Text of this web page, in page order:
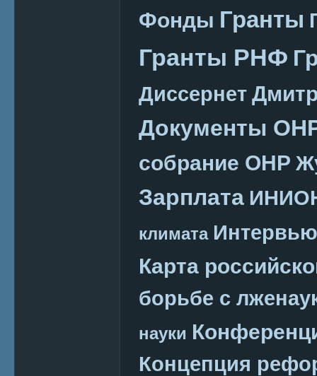
Фонды Гранты
Гранты РНФ
Диссернет
Документы
собрание ОНР
Зарплата
климата Интервью
Карта
борьбе с
науки
Концепция